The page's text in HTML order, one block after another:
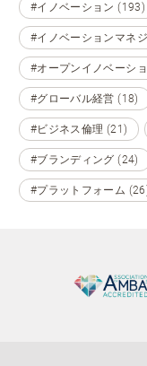
#イノベーション (193)
#イノベーションマネ
#オープンイノベーシ
#グローバル経営 (18)
#ビジネス倫理 (21)
#ブランディング (24)
#プラットフォーム